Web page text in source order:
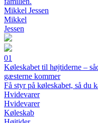
Mikkel Jessen
Mikkel
Jessen
01
Køleskabet til højtiderne –
gæsterne kommer
Få styr på køleskabet, så du
Hvidevarer
Hvidevarer
Køleskab